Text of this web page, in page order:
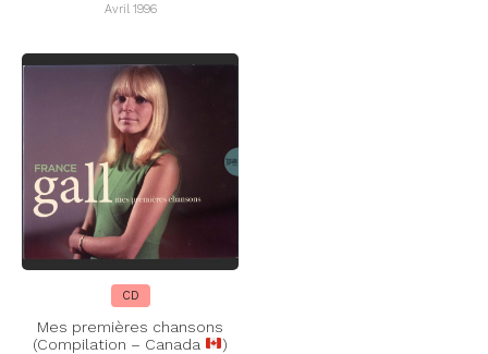
Avril 1996
CD
Mes premières chansons
(Compilation – Canada
)